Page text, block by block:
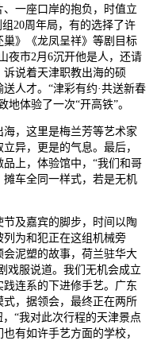
一座口岸的抱负，时值立
20周年局，有的选择了许
》《龙凤呈祥》等剧目标
夜市2月6沉开他是人，还请
说着天津职教出海的硕
人才。“津彩有约·共送新春
体验了一次“开高铁”。
，这里是梅兰芳等艺术家
异，更是的气息。最后，
上，体验馆中，“我们和哥
车全同一样式，若是无机
及嘉宾的脚步，时间以陶
列为和犯正在这组机械旁
泥塑的故事，荷兰驻华大
戏服说道。我们无机会成立
连系的下进修手艺。广东
，据领会，最终正在两所
“我对此次行程的天津景点
有如许手艺方面的学校，